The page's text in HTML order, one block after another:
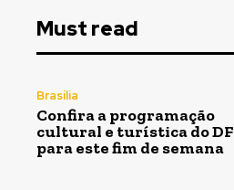
Must read
Brasília
Confira a programação
cultural e turística do DF
para este fim de semana